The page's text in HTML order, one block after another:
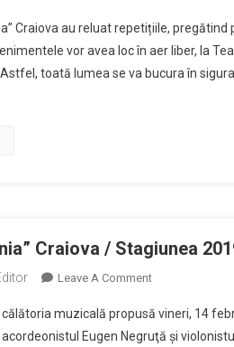
”Oltenia”
Craiova
Revine
Craiova au reluat repetițiile,
vor avea loc în aer liber, la
toată lumea se va bucura în
Craiova / Stagiunea
Leave A CommentOn
„Oltenia”
Craiova
muzicală propusă vineri, 14
Eugen Negruţă şi